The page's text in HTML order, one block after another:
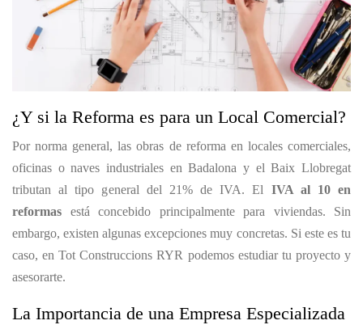
¿Y si la Reforma es para un Local Comercial?
Por norma general, las obras de reforma en locales comerciales,
oficinas o naves industriales en Badalona y el Baix Llobregat
tributan al tipo general del 21% de IVA. El IVA al 10 en
reformas está concebido principalmente para viviendas. Sin
embargo, existen algunas excepciones muy concretas. Si este es tu
caso, en Tot Construccions RYR podemos estudiar tu proyecto y
asesorarte.
La Importancia de una Empresa Especializada